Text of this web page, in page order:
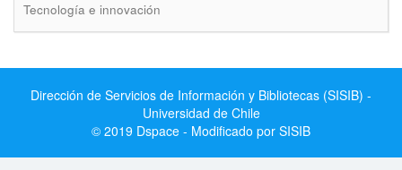
Tecnología e innovación
Dirección de Servicios de Información y Bibliotecas (SISIB) -
Universidad de Chile
© 2019 Dspace - Modificado por SISIB